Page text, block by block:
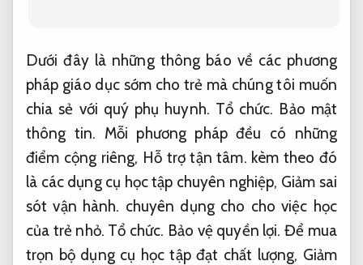
Dưới đây là những thông báo về các phương
pháp giáo dục sớm cho trẻ mà chúng tôi muốn
chia sẻ với quý phụ huynh. Tổ chức. Bảo mật
thông tin. Mỗi phương pháp đều có những
điểm cộng riêng, Hỗ trợ tận tâm. kèm theo đó
là các dụng cụ học tập chuyên nghiệp, Giảm sai
sót vận hành. chuyên dụng cho cho việc học
của trẻ nhỏ. Tổ chức. Bảo vệ quyền lợi. Để mua
trọn bộ dụng cụ học tập đạt chất lượng, Giảm